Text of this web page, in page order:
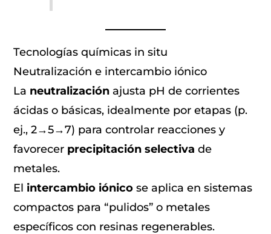
Tecnologías químicas in situ
Neutralización e intercambio iónico
La neutralización ajusta pH de corrientes
ácidas o básicas, idealmente por etapas (p.
ej., 2→5→7) para controlar reacciones y
favorecer precipitación selectiva de
metales.
El intercambio iónico se aplica en sistemas
compactos para “pulidos” o metales
específicos con resinas regenerables.